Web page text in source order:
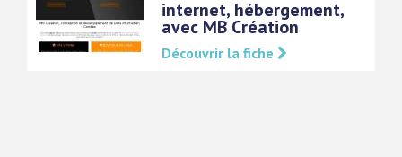
internet, hébergement,
avec MB Création
Découvrir la fiche